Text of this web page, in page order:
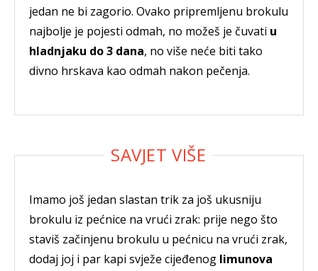
jedan ne bi zagorio. Ovako pripremljenu brokulu
najbolje je pojesti odmah, no možeš je čuvati u
hladnjaku do 3 dana, no više neće biti tako
divno hrskava kao odmah nakon pečenja.
Imamo još jedan slastan trik za još ukusniju
brokulu iz pećnice na vrući zrak: prije nego što
staviš začinjenu brokulu u pećnicu na vrući zrak,
dodaj joj i par kapi svježe cijeđenog limunova